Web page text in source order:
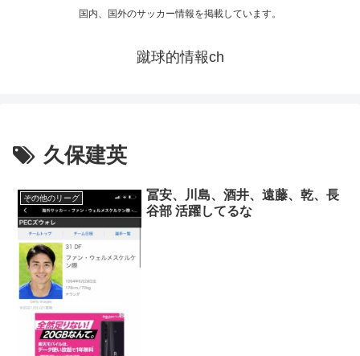
国内、国外のサッカー情報を掲載しています。
蹴球的情報ch
久保建英
その他のリーグ
冨安、川島、酒井、遠藤、乾、長
谷部 活躍してるな